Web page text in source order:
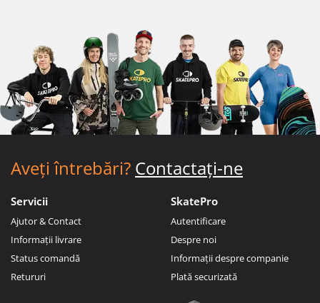
Aveți întrebări? Contactați-ne
Servicii
Ajutor & Contact
Informații livrare
Status comandă
Retururi
SkatePro
Autentificare
Despre noi
Informații despre companie
Plată securizată